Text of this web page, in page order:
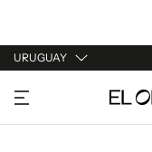
URUGUAY
URUGUAY
ARGENTINA